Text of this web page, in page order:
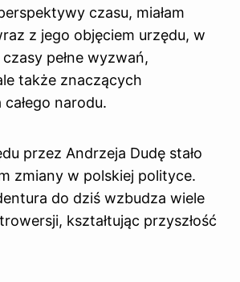
czasu, miałam
z jego objęciem urzędu, w
czasy pełne wyzwań,
także znaczących
narodu.
przez Andrzeja Dudę stało
zmiany w polskiej polityce.
do dziś wzbudza wiele
kształtując przyszłość